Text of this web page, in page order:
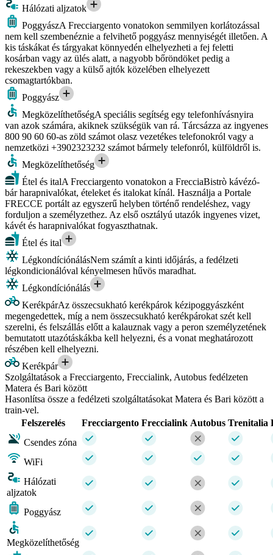
Hálózati aljzatok
PoggyászA Frecciargento vonatokon semmilyen korlátozással
nem kell szembenéznie a felvihető poggyász mennyiségét illetően. A
kis táskákat és tárgyakat könnyedén elhelyezheti a fej feletti
kosárban vagy az ülés alatt, a nagyobb bőröndöket pedig a
rekeszekben vagy a külső ajtók közelében elhelyezett
csomagtartókban.
Poggyász
MegközelíthetőségA speciális segítség egy telefonhívásnyira
van azok számára, akiknek szükségük van rá. Tárcsázza az ingyenes
800 90 60 60-as zöld számot olasz vezetékes telefonokról vagy a
nemzetközi +3902323232 számot bármely telefonról, külföldről is.
Megközelíthetőség
Étel és italA Frecciargento vonatokon a FrecciaBistrò kávézó-
bár harapnivalókat, ételeket és italokat kínál. Használja a Portale
FRECCE portált az egyszerű helyben történő rendeléshez, vagy
forduljon a személyzethez. Az első osztályú utazók ingyenes vizet,
kávét és harapnivalókat fogyaszthatnak.
Étel és ital
LégkondíciónálásNem számít a kinti időjárás, a fedélzeti
légkondicionálóval kényelmesen hűvös maradhat.
Légkondíciónálás
KerékpárAz összecsukható kerékpárok kézipoggyászként
megengedettek, míg a nem összecsukható kerékpárokat szét kell
szerelni, és felszállás előtt a kalauznak vagy a peron személyzetének
bemutatott utazótáskákba kell helyezni, és a vonat meghatározott
részében kell elhelyezni.
Kerékpár
Szolgáltatások a Frecciargento, Freccialink, Autobus fedélzeten
Matera és Bari között
Hasonlítsa össze a fedélzeti szolgáltatásokat Matera és Bari között a
train-vel.
Felszerelés
Frecciargento Freccialink Autobus Trenitalia
Csendes zóna
WiFi
Hálózati
aljzatok
Poggyász
Megközelíthetőség